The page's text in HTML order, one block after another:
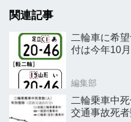
関連記事
二輪車に希
付は今年10月
編集部
二輪乗車中
交通事故死